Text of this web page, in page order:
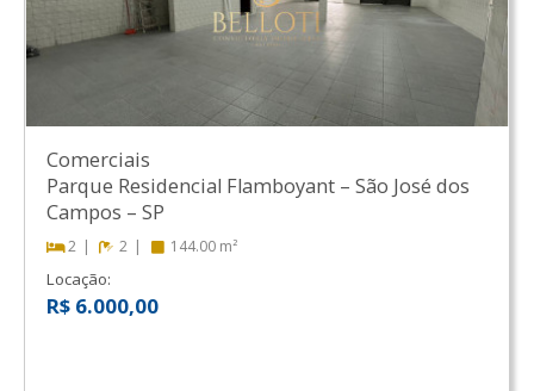
Comerciais
Parque Residencial Flamboyant – São José dos
Campos – SP
2 2 144.00 m²
Locação:
R$ 6.000,00